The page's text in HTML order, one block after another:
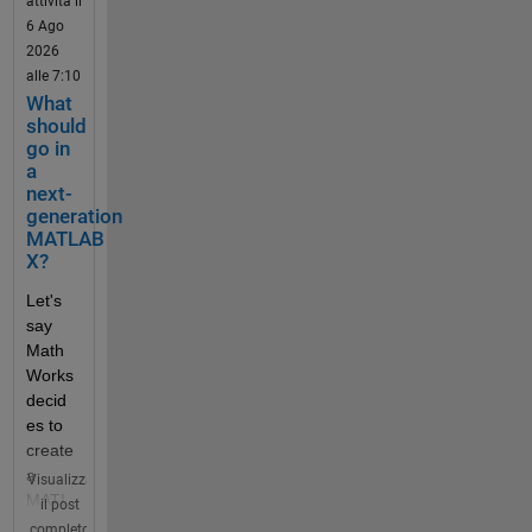
6 Ago
2026
alle 7:10
What
should
go in
a
next-
generation
MATLAB
X?
Let's
say
Math
Works
decid
es to
create
a
MATL
AB X
Visualizza
il post